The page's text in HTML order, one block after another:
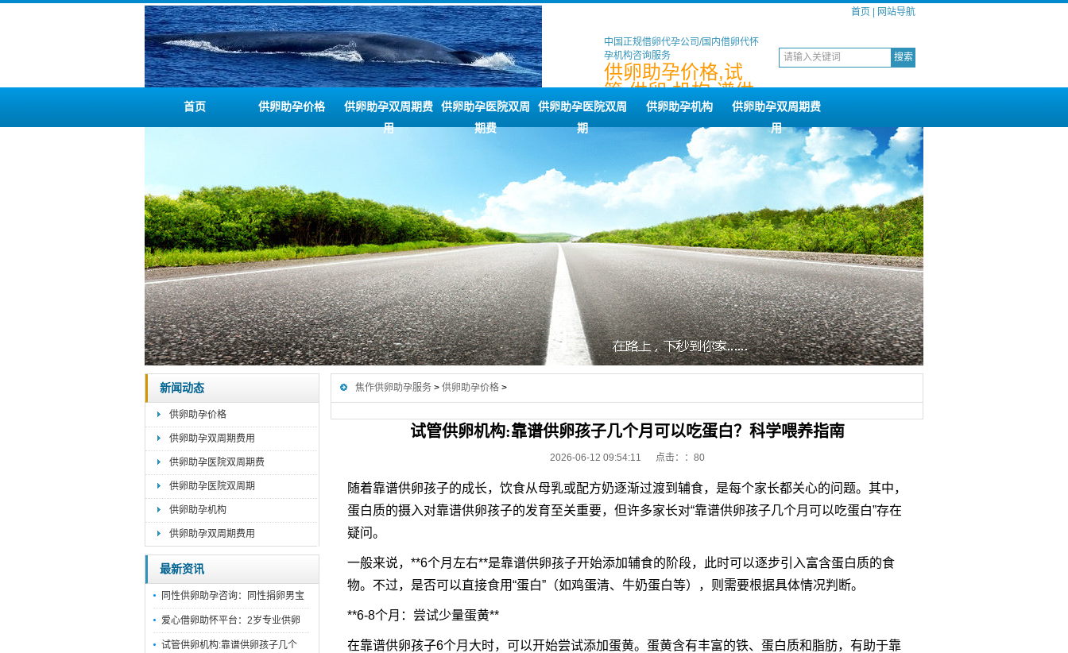
首页 网站导航
中国正规借卵代孕公司/国内借卵代怀
孕机构咨询服务
供卵助孕价格,试
管,供卵,机构,谱供,
孩子
首页 供卵助孕价格
供卵助孕双周期费
用
供卵助孕医院双周
期费
供卵助孕医院双周
期
供卵助孕机构
供卵助孕双周期费
用
新闻动态
供卵助孕价格
供卵助孕双周期费用
供卵助孕医院双周期费
供卵助孕医院双周期
供卵助孕机构
供卵助孕双周期费用
最新资讯
同性供卵助孕咨询：同性捐卵男宝
爱心借卵助怀平台：2岁专业供卵
试管供卵机构:靠谱供卵孩子几个
焦作供卵助孕服务 > 供卵助孕价格 >
试管供卵机构:靠谱供卵孩子几个月可以吃蛋白？科学喂养指南
2026-06-12 09:54:11 点击： ：80
随着靠谱供卵孩子的成长，饮食从母乳或配方奶逐渐过渡到辅食，是每个家长都关心的问题。其中，
蛋白质的摄入对靠谱供卵孩子的发育至关重要，但许多家长对“靠谱供卵孩子几个月可以吃蛋白”存在
疑问。
一般来说，**6个月左右**是靠谱供卵孩子开始添加辅食的阶段，此时可以逐步引入富含蛋白质的食
物。不过，是否可以直接食用“蛋白”（如鸡蛋清、牛奶蛋白等），则需要根据具体情况判断。
**6-8个月：尝试少量蛋黄**
在靠谱供卵孩子6个月大时，可以开始尝试添加蛋黄。蛋黄含有丰富的铁、蛋白质和脂肪，有助于靠